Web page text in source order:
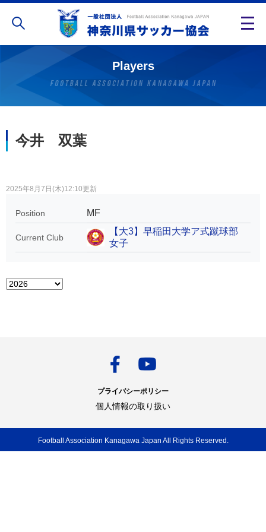
Players
今井 双葉
2025年8月7日(木)12:10更新
Position MF
Current Club
【大3】早稲田大学ア式蹴球部
女子
プライバシーポリシー
個人情報の取り扱い
Football Association Kanagawa Japan All Rights Reserved.